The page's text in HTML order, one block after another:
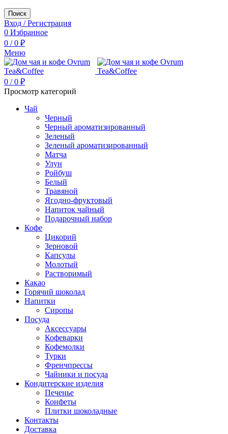
Поиск
Вход / Регистрация
0 Избранное
0 / 0 ₽
Меню
0 / 0 ₽
Просмотр категорий
Чай
Черный
Черный ароматизированный
Зеленый
Зеленый ароматизированный
Матча
Улун
Ройбуш
Белый
Травяной
Ягодно-фруктовый
Напиток чайный
Подарочный набор
Кофе
Цикорий
Зерновой
Капсулы
Молотый
Растворимый
Какао
Горячий шоколад
Напитки
Сиропы
Посуда
Аксессуары
Кофеварки
Кофемолки
Турки
Френчпрессы
Чайники и посуда
Кондитерские изделия
Печенье
Конфеты
Плитки шоколадные
Контакты
Доставка